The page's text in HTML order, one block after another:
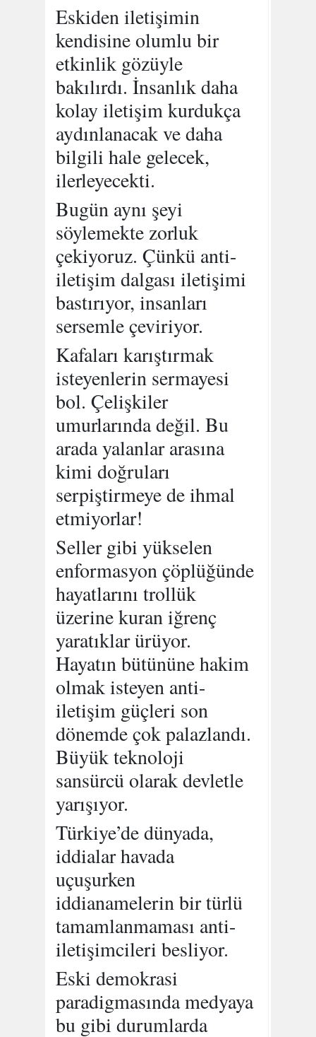
Eskiden iletişimin
kendisine olumlu bir
etkinlik gözüyle
bakılırdı. İnsanlık daha
kolay iletişim kurdukça
aydınlanacak ve daha
bilgili hale gelecek,
ilerleyecekti.
Bugün aynı şeyi
söylemekte zorluk
çekiyoruz. Çünkü anti-
iletişim dalgası iletişimi
bastırıyor, insanları
sersemle çeviriyor.
Kafaları karıştırmak
isteyenlerin sermayesi
bol. Çelişkiler
umurlarında değil. Bu
arada yalanlar arasına
kimi doğruları
serpiştirmeye de ihmal
etmiyorlar!
Seller gibi yükselen
enformasyon çöplüğünde
hayatlarını trollük
üzerine kuran iğrenç
yaratıklar ürüyor.
Hayatın bütününe hakim
olmak isteyen anti-
iletişim güçleri son
dönemde çok palazlandı.
Büyük teknoloji
sansürcü olarak devletle
yarışıyor.
Türkiye’de dünyada,
iddialar havada
uçuşurken
iddianamelerin bir türlü
tamamlanmaması anti-
iletişimcileri besliyor.
Eski demokrasi
paradigmasında medyaya
bu gibi durumlarda